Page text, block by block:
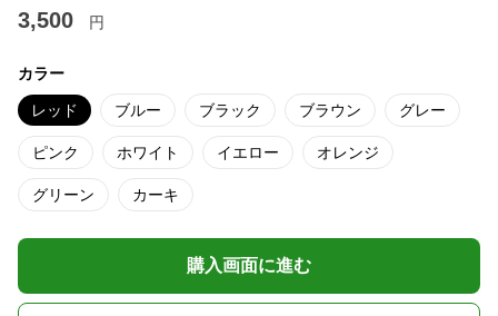
3,500 円
カラー
レッド ブルー ブラック ブラウン グレー
ピンク ホワイト イエロー オレンジ
グリーン カーキ
購入画面に進む